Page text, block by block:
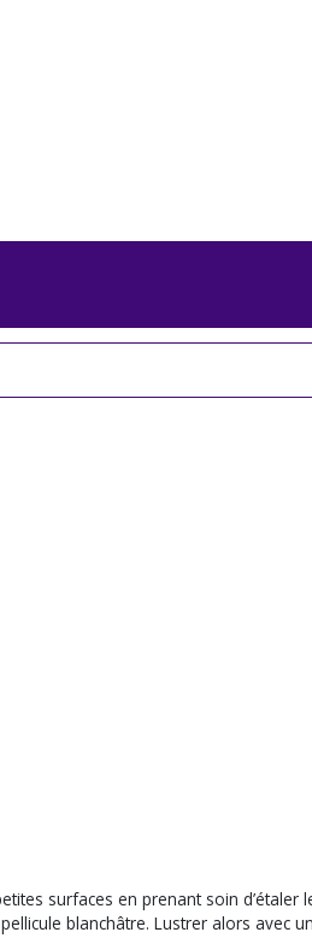
surfaces en prenant soin d’étaler
blanchâtre. Lustrer alors avec